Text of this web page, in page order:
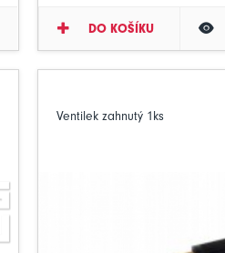
DO KOŠÍKU
Ventilek zahnutý 1ks